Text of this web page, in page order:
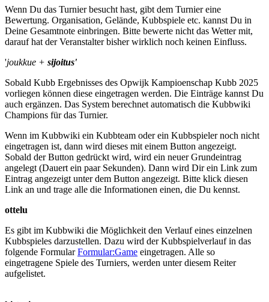
Wenn Du das Turnier besucht hast, gibt dem Turnier eine
Bewertung. Organisation, Gelände, Kubbspiele etc. kannst Du in
Deine Gesamtnote einbringen. Bitte bewerte nicht das Wetter mit,
darauf hat der Veranstalter bisher wirklich noch keinen Einfluss.
'joukkue + sijoitus'
Sobald Kubb Ergebnisses des Opwijk Kampioenschap Kubb 2025
vorliegen können diese eingetragen werden. Die Einträge kannst Du
auch ergänzen. Das System berechnet automatisch die Kubbwiki
Champions für das Turnier.
Wenn im Kubbwiki ein Kubbteam oder ein Kubbspieler noch nicht
eingetragen ist, dann wird dieses mit einem Button angezeigt.
Sobald der Button gedrückt wird, wird ein neuer Grundeintrag
angelegt (Dauert ein paar Sekunden). Dann wird Dir ein Link zum
Eintrag angezeigt unter dem Button angezeigt. Bitte klick diesen
Link an und trage alle die Informationen einen, die Du kennst.
ottelu
Es gibt im Kubbwiki die Möglichkeit den Verlauf eines einzelnen
Kubbspieles darzustellen. Dazu wird der Kubbspielverlauf in das
folgende FormularFormular:Game eingetragen. Alle so
eingetragene Spiele des Turniers, werden unter diesem Reiter
aufgelistet.